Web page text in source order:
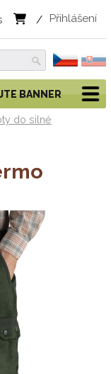
Přihlášení
/
BANNER
do silné